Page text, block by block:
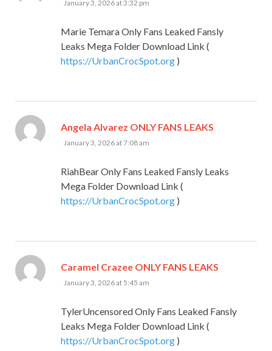
January 3, 2026 at 3:32 pm
Marie Temara Only Fans Leaked Fansly
Leaks Mega Folder Download Link (
https://UrbanCrocSpot.org )
Angela Alvarez ONLY FANS LEAKS
January 3, 2026 at 7:08 am
RiahBear Only Fans Leaked Fansly Leaks
Mega Folder Download Link (
https://UrbanCrocSpot.org )
Caramel Crazee ONLY FANS LEAKS
January 3, 2026 at 5:45 am
TylerUncensored Only Fans Leaked Fansly
Leaks Mega Folder Download Link (
https://UrbanCrocSpot.org )